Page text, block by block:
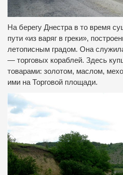
На берегу Днестра в то время
пути «из варяг в греки»,
летописным градом. Она
— торговых кораблей. Здесь
товарами: золотом, маслом,
ими на Торговой площади.